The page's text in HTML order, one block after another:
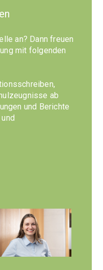
an? Dann freuen
mit folgenden
ab
und Berichte